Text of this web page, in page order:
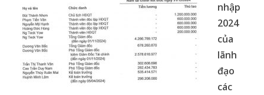
nhập
2024
của
lãnh
đạo
các